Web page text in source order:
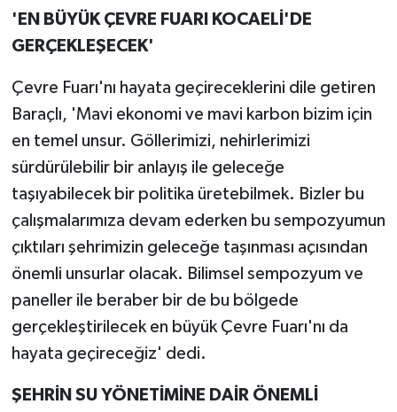
'EN BÜYÜK ÇEVRE FUARI KOCAELİ'DE
GERÇEKLEŞECEK'
Çevre Fuarı'nı hayata geçireceklerini dile getiren
Baraçlı, 'Mavi ekonomi ve mavi karbon bizim için
en temel unsur. Göllerimizi, nehirlerimizi
sürdürülebilir bir anlayış ile geleceğe
taşıyabilecek bir politika üretebilmek. Bizler bu
çalışmalarımıza devam ederken bu sempozyumun
çıktıları şehrimizin geleceğe taşınması açısından
önemli unsurlar olacak. Bilimsel sempozyum ve
paneller ile beraber bir de bu bölgede
gerçekleştirilecek en büyük Çevre Fuarı'nı da
hayata geçireceğiz' dedi.
ŞEHRİN SU YÖNETİMİNE DAİR ÖNEMLİ